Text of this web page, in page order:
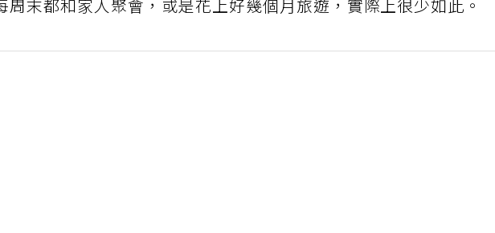
周末都和家人聚會，或是花上好幾個月旅遊，實際上很少如此。